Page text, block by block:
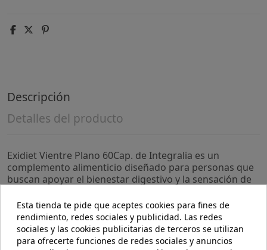
Descripción
Detalles del producto
Exidiet Vientre Plano 60Cap. de Integralia es un
complemento alimenticio diseñado para personas que
buscan apoyar el bienestar digestivo y la sensación de
Está pensado para quienes desean mantener un estilo
de vida activo y saludable.
- Fórmula con ingredientes seleccionados que
Esta tienda te pide que aceptes cookies para fines de
rendimiento, redes sociales y publicidad. Las redes
sociales y las cookies publicitarias de terceros se utilizan
para ofrecerte funciones de redes sociales y anuncios